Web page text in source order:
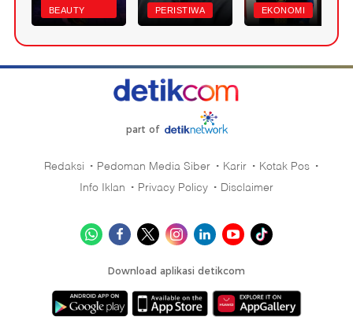
BEAUTY
PERISTIWA EKONOMI
part of
Redaksi Pedoman Media Siber Karir
Kotak Pos
Info Iklan
Privacy Policy Disclaimer
Download aplikasi detikcom